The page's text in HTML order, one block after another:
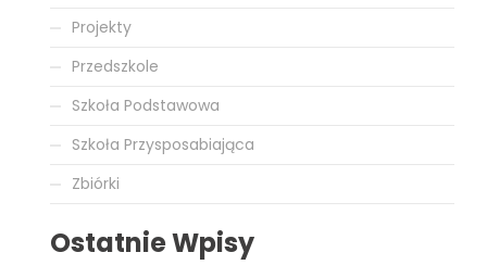
Projekty
Przedszkole
Szkoła Podstawowa
Szkoła Przysposabiająca
Zbiórki
Ostatnie Wpisy